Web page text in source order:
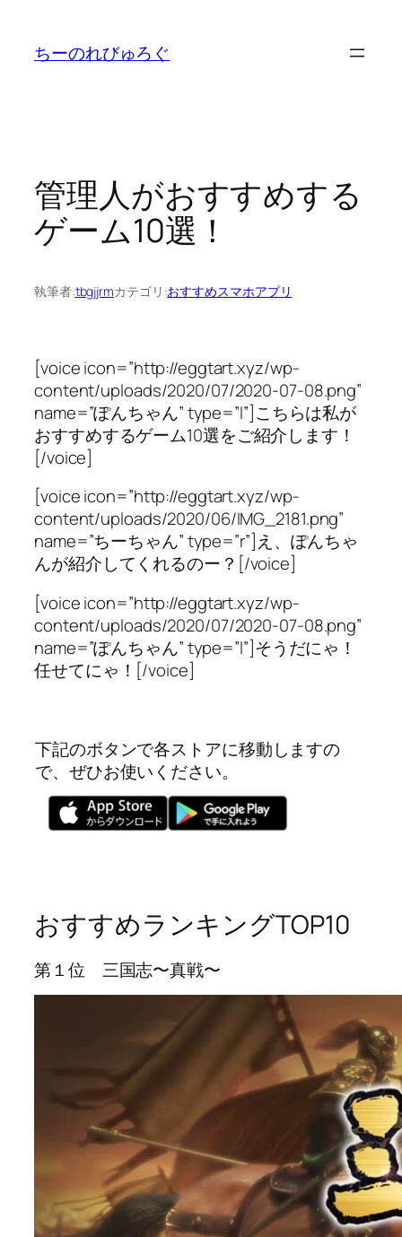
ちーのれびゅろぐ
管理人がおすすめする
ゲーム10選！
執筆者:tbgjjrmカテゴリ:おすすめスマホアプリ
[voice icon=”http://eggtart.xyz/wp-
content/uploads/2020/07/2020-07-08.png”
name=”ぽんちゃん” type=”l”]こちらは私が
おすすめするゲーム10選をご紹介します！
[/voice]
[voice icon=”http://eggtart.xyz/wp-
content/uploads/2020/06/IMG_2181.png”
name=”ちーちゃん” type=”r”]え、ぽんちゃ
んが紹介してくれるのー？[/voice]
[voice icon=”http://eggtart.xyz/wp-
content/uploads/2020/07/2020-07-08.png”
name=”ぽんちゃん” type=”l”]そうだにゃ！
任せてにゃ！[/voice]
下記のボタンで各ストアに移動しますの
で、ぜひお使いください。
おすすめランキングTOP10
第１位 三国志〜真戦〜